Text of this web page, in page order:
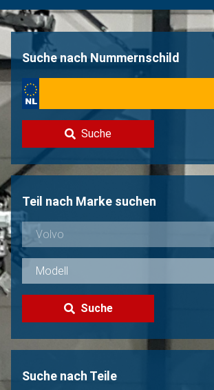
Suche nach Nummernschild
Suche
Teil nach Marke suchen
Suche
Suche nach Teile